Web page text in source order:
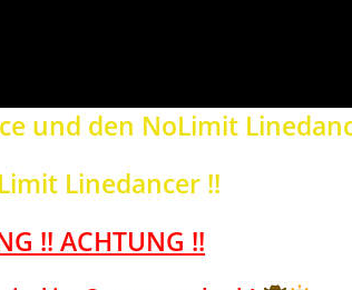
und den NoLimit
Linedancer !!
!! ACHTUNG !!